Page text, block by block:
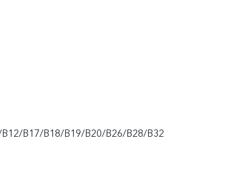
B17/B18/B19/B20/B26/B28/B32